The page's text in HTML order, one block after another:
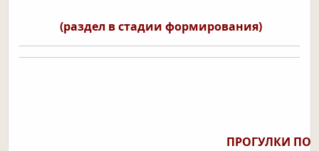
(раздел в стадии формирования)
ПРОГУЛКИ ПО